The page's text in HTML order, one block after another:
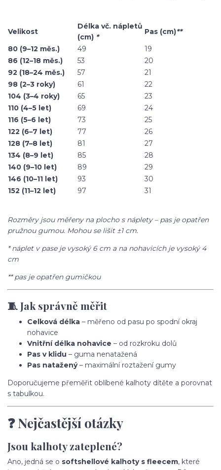
Velikost
Délka vč. nápletů
(cm) *
Pas (cm)**
80 (9–12 měs.)
49
19
86 (12–18 měs.)
53
20
92 (18–24 měs.)
57
21
98 (2–3 roky)
61
22
104 (3–4 roky)
65
23
110 (4–5 let)
69
24
116 (5–6 let)
73
25
122 (6–7 let)
77
26
128 (7–8 let)
81
27
134 (8–9 let)
85
28
140 (9–10 let)
89
29
146 (10–11 let)
93
30
152 (11–12 let)
97 31
Rozměry jsou měřeny na plocho s náplety – pas je opatřen
pružnou gumou. Mohou se lišit ±1 cm.
* náplet v pase je vysoký 6 cm a na nohavicích je vysoký 4
cm
** pas je opatřen gumičkou
🧵 Jak správně měřit
Celková délka – měřeno od pasu po spodní okraj
nohavice
Vnitřní délka nohavice – od rozkroku dolů
Pas v klidu – guma nenatažená
Pas natažený– maximální roztažení gumy
Doporučujeme přeměřit oblíbené kalhoty dítěte a porovnat
s tabulkou.
❓ Nejčastější otázky
Jsou kalhoty zateplené?
Ano, jedná se o softshellové kalhoty s fleecem, které